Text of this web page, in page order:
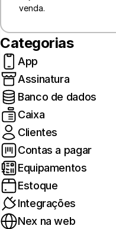
venda.
Categorias
App
Assinatura
Banco de dados
Caixa
Clientes
Contas a pagar
Equipamentos
Estoque
Integrações
Nex na web